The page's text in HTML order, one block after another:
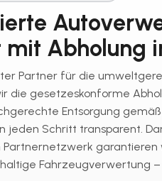
Abholung
Partner für die
die gesetzeskonforme
Entsorgung
jeden Schritt transparent.
Partnernetzwerk
Fahrzeugverwertung